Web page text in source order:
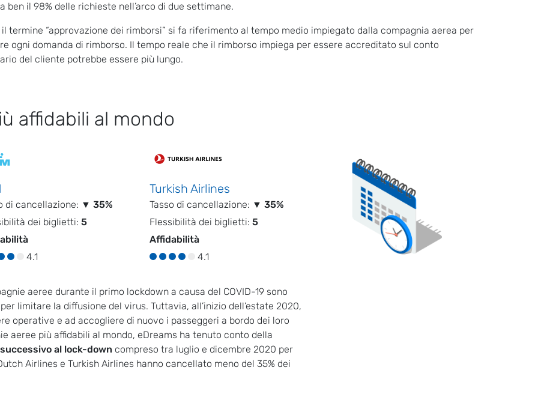
ben il 98% delle richieste nell’arco di due settimane.
il termine “approvazione dei rimborsi” si fa riferimento al tempo medio impiegato dalla compagnia aerea per
ogni domanda di rimborso. Il tempo reale che il rimborso impiega per essere accreditato sul conto
del cliente potrebbe essere più lungo.
affidabili al mondo
di cancellazione: ▼ 35%
dei biglietti: 5
4.1
Turkish Airlines
Tasso di cancellazione: ▼ 35%
Flessibilità dei biglietti: 5
Affidabilità
4.1
aeree durante il primo lockdown a causa del COVID-19 sono
limitare la diffusione del virus. Tuttavia, all’inizio dell’estate 2020,
operative e ad accogliere di nuovo i passeggeri a bordo dei loro
aeree più affidabili al mondo, eDreams ha tenuto conto della
al lock-down compreso tra luglio e dicembre 2020 per
Airlines e Turkish Airlines hanno cancellato meno del 35% dei